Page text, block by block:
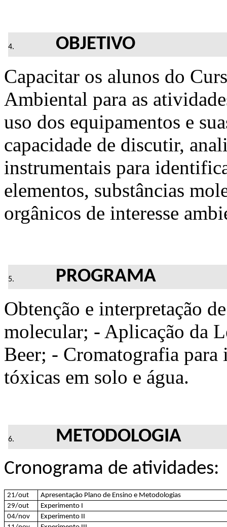
OBJETIVO
Capacitar os alunos do
Ambiental para as
uso dos equipamentos e
capacidade de discutir,
instrumentais para
elementos, substâncias
orgânicos de interesse
PROGRAMA
Obtenção e interpretação
molecular; - Aplicação da
Beer; - Cromatografia para
tóxicas em solo e água.
METODOLOGIA
Cronograma de atividades:
21/out
Apresentação Plano de Ensino e Metodologias
29/out
Experimento I
04/nov
Experimento II